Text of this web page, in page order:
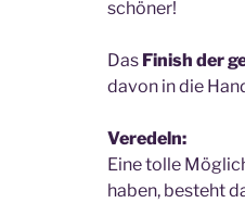
schöner!
Das Finish der
davon in die
Veredeln:
Eine tolle
haben, besteht